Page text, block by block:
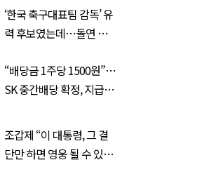
‘한국 축구대표팀 감독’ 유
력 후보였는데…돌연 코
‘거장’
“배당금 1주당 1500원”…
SK 중간배당 확정, 지급일
조갑제 “이 대통령, 그 결
단만 하면 영웅 될 수 있